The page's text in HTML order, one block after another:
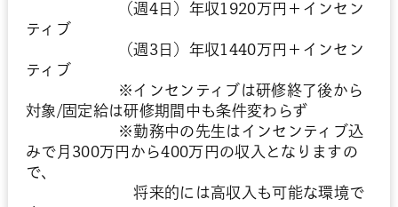
（週4日）年収1920万円＋インセン
ティブ
（週3日）年収1440万円＋インセン
ティブ
※インセンティブは研修終了後から
対象/固定給は研修期間中も条件変わらず
※勤務中の先生はインセンティブ込
みで月300万円から400万円の収入となりますの
で、
将来的には高収入も可能な環境で